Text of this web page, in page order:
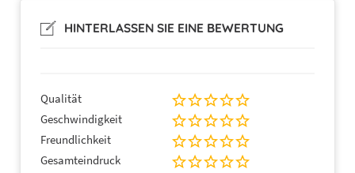
HINTERLASSEN SIE EINE BEWERTUNG
Qualität
Geschwindigkeit
Freundlichkeit
Gesamteindruck